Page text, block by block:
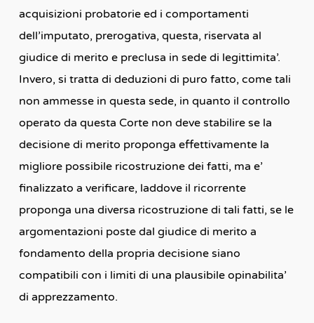
acquisizioni probatorie ed i comportamenti
dell’imputato, prerogativa, questa, riservata al
giudice di merito e preclusa in sede di legittimita’.
Invero, si tratta di deduzioni di puro fatto, come tali
non ammesse in questa sede, in quanto il controllo
operato da questa Corte non deve stabilire se la
decisione di merito proponga effettivamente la
migliore possibile ricostruzione dei fatti, ma e’
finalizzato a verificare, laddove il ricorrente
proponga una diversa ricostruzione di tali fatti, se le
argomentazioni poste dal giudice di merito a
fondamento della propria decisione siano
compatibili con i limiti di una plausibile opinabilita’
di apprezzamento.